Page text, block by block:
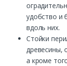
удобство и
вдоль них.
Стойки
древесины,
а кроме